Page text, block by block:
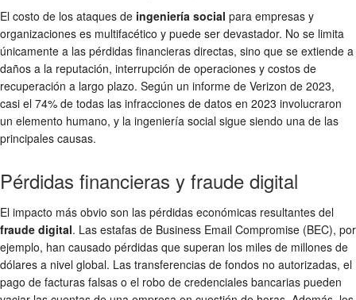
El costo de los ataques de ingeniería social para empresas y
organizaciones es multifacético y puede ser devastador. No se limita
únicamente a las pérdidas financieras directas, sino que se extiende a
daños a la reputación, interrupción de operaciones y costos de
recuperación a largo plazo. Según un informe de Verizon de 2023,
casi el 74% de todas las infracciones de datos en 2023 involucraron
un elemento humano, y la ingeniería social sigue siendo una de las
principales causas.
Pérdidas financieras y fraude digital
El impacto más obvio son las pérdidas económicas resultantes del
fraude digital. Las estafas de Business Email Compromise (BEC), por
ejemplo, han causado pérdidas que superan los miles de millones de
dólares a nivel global. Las transferencias de fondos no autorizadas, el
pago de facturas falsas o el robo de credenciales bancarias pueden